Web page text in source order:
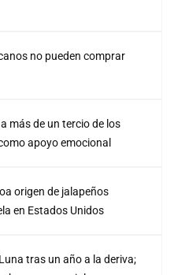
no pueden comprar
más de un tercio de los
apoyo emocional
origen de jalapeños
en Estados Unidos
tras un año a la deriva;